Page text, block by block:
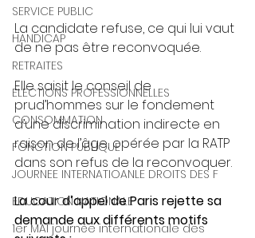
SERVICE PUBLIC
HANDICAP
RETRAITES
ELECTIONS PROFESSIONNELLES
CONSOMMATION
FONCTION PUBLIQUE
JOURNEE INTERNATIOANLE DROITS DES F
EDUCATION NATIONALE
1er MAI journée internationale des
La candidate refuse, ce qui lui vaut
de ne pas être reconvoquée.
Elle saisit le conseil de
prud’hommes sur le fondement
d’une discrimination indirecte en
raison de l’âge, opérée par la RATP
dans son refus de la reconvoquer.
La cour d’appel de Paris rejette sa
demande aux différents motifs